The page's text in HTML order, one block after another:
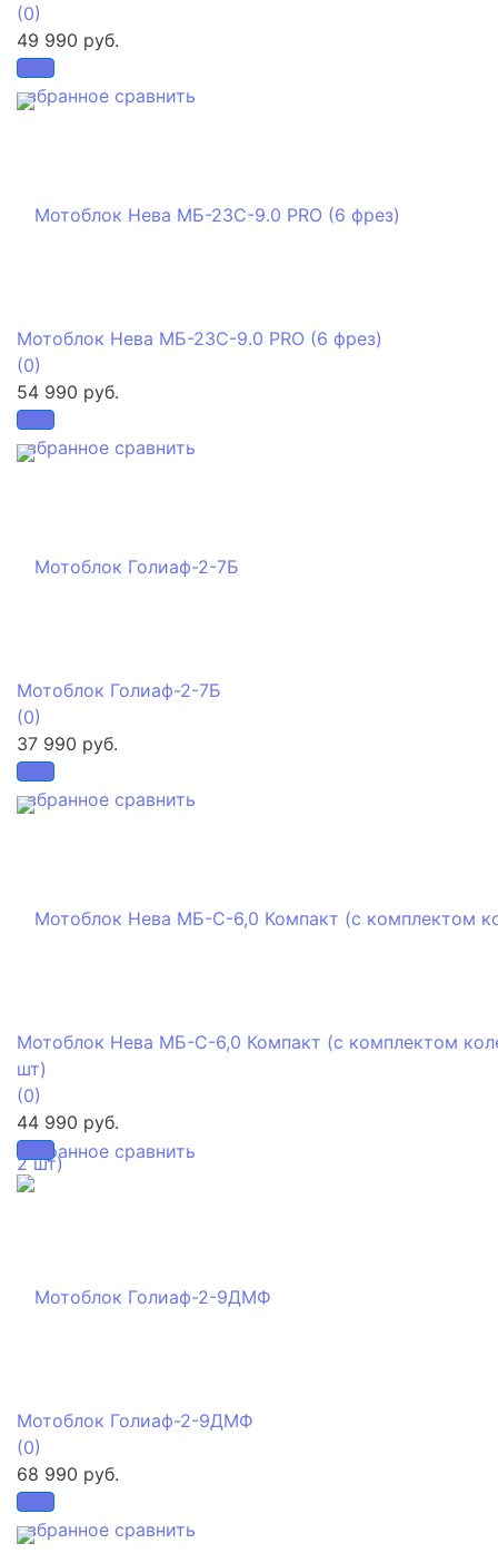
избранное сравнить
(0)
49 990 руб.
избранное сравнить
Мотоблок Нева МБ-23С-9.0 PRO (6 фрез)
(0)
54 990 руб.
избранное сравнить
Мотоблок Голиаф-2-7Б
(0)
37 990 руб.
избранное сравнить
Мотоблок Нева МБ-С-6,0 Компакт (с комплектом
шт)
(0)
44 990 руб.
избранное сравнить
Мотоблок Голиаф-2-9ДМФ
(0)
68 990 руб.